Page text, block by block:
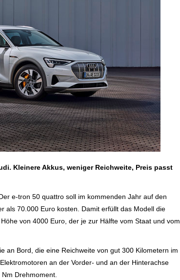
Kleinere Akkus, weniger Reichweite, Preis passt
e-tron 50 quattro soll im kommenden Jahr auf den
als 70.000 Euro kosten. Damit erfüllt das Modell die
von 4000 Euro, der je zur Hälfte vom Staat und vom
an Bord, die eine Reichweite von gut 300 Kilometern im
an der Vorder- und an der Hinterachse
Drehmoment.